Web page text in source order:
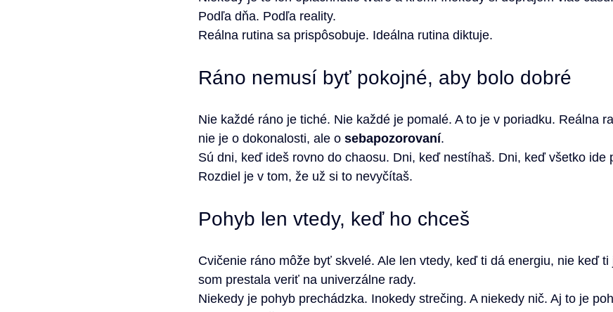
Podľa dňa. Podľa reality.
Reálna rutina sa prispôsobuje. Ideálna rutina diktuje.
Ráno nemusí byť pokojné, aby bolo dobré
Nie každé ráno je tiché. Nie každé je pomalé. A to je v poriadku. Reálna
nie je o dokonalosti, ale o sebapozorovaní.
Sú dni, keď ideš rovno do chaosu. Dni, keď nestíhaš. Dni, keď všetko ide
Rozdiel je v tom, že už si to nevyčítaš.
Pohyb len vtedy, keď ho chceš
Cvičenie ráno môže byť skvelé. Ale len vtedy, keď ti dá energiu, nie keď
som prestala veriť na univerzálne rady.
Niekedy je pohyb prechádzka. Inokedy strečing. A niekedy nič. Aj to je